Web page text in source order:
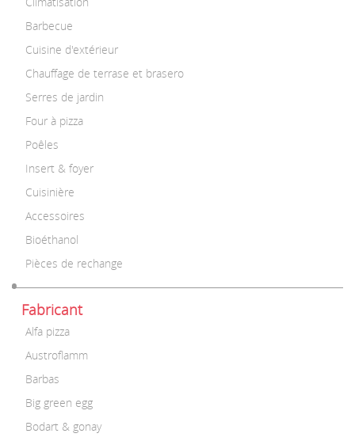
Barbecue
Cuisine d'extérieur
Chauffage de terrase et brasero
Serres de jardin
Four à pizza
Poêles
Insert & foyer
Cuisinière
Accessoires
Bioéthanol
Pièces de rechange
Fabricant
Alfa pizza
Austroflamm
Barbas
Big green egg
Bodart & gonay